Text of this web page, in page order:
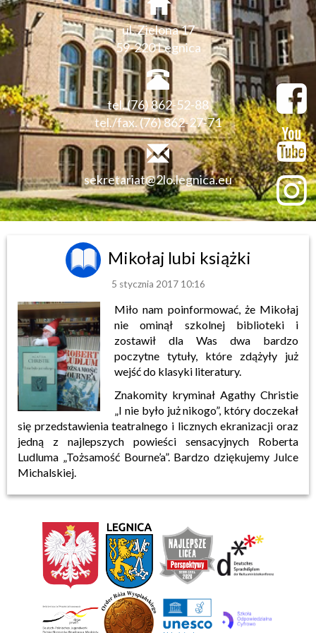
ul. Zielona 17
59-220 Legnica
tel. (76) 862-52-88
tel./fax. (76) 862-27-71
sekretariat@2lo.legnica.eu
Mikołaj lubi książki
5 stycznia 2017 10:16
Miło nam poinformować, że Mikołaj
nie ominął szkolnej biblioteki i
zostawił dla Was dwa bardzo
poczytne tytuły, które zdążyły już
wejść do klasyki literatury.
Znakomity kryminał Agathy Christie
„I nie było już nikogo”, który doczekał
się przedstawienia teatralnego i licznych ekranizacji oraz
jedną z najlepszych powieści sensacyjnych Roberta
Ludluma „Tożsamość Bourne’a”. Bardzo dziękujemy Julce
Michalskiej.